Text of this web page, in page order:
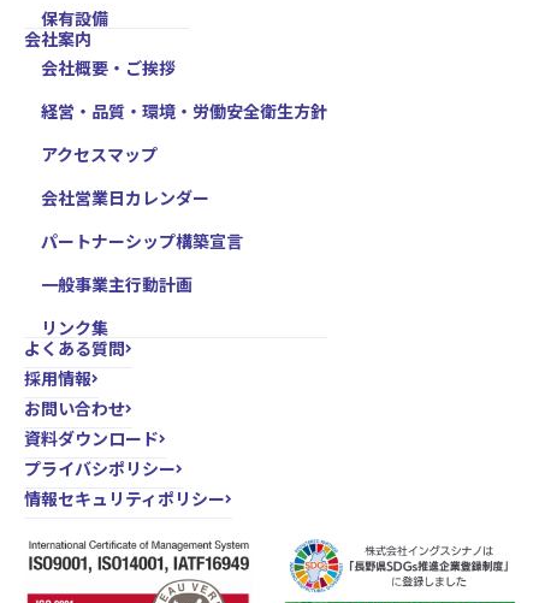
保有設備
会社案内
会社概要・ご挨拶
経営・品質・環境・労働安全衛生方針
アクセスマップ
会社営業日カレンダー
パートナーシップ構築宣言
一般事業主行動計画
リンク集
よくある質問
採用情報
お問い合わせ
資料ダウンロード
プライバシポリシー
情報セキュリティポリシー